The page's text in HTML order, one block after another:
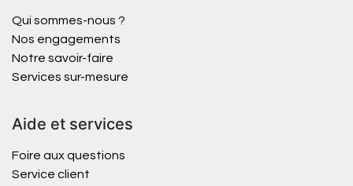
Qui sommes-nous ?
Nos engagements
Notre savoir-faire
Services sur-mesure
Aide et services
Foire aux questions
Service client